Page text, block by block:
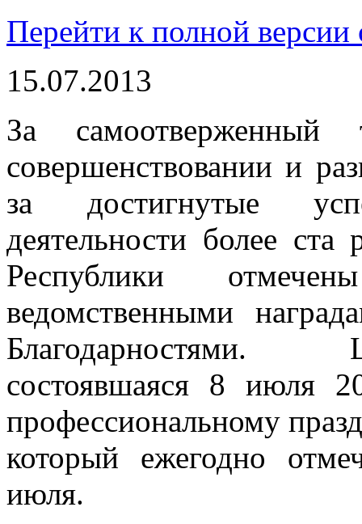
Перейти к полной версии
15.07.2013
За
совершенствовании и
за достигнутые
деятельности более
Республики
ведомственными
Благодарностями.
состоявшаяся 8 июля
профессиональному
который ежегодно
июля.